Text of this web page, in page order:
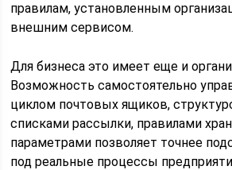
правилам, установленным
внешним сервисом.
Для бизнеса это имеет еще и
Возможность самостоятельно
циклом почтовых ящиков,
списками рассылки, правилами
параметрами позволяет точнее
под реальные процессы